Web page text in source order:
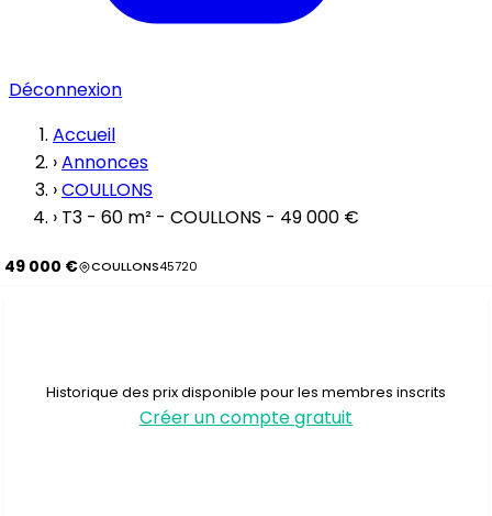
Déconnexion
Accueil
›Annonces
›COULLONS
› T3 - 60 m² - COULLONS - 49 000 €
49 000 € COULLONS45720
Historique des prix disponible pour les membres inscrits
Créer un compte gratuit